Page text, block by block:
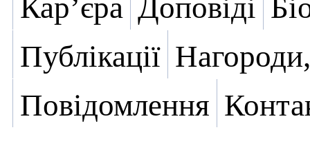
Кар’єра Доповіді
Публікації
Повідомлення